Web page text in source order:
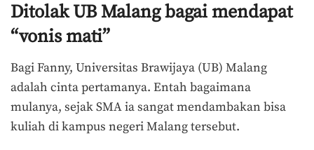
Ditolak UB Malang bagai mendapat
“vonis mati”
Bagi Fanny, Universitas Brawijaya (UB) Malang
adalah cinta pertamanya. Entah bagaimana
mulanya, sejak SMA ia sangat mendambakan bisa
kuliah di kampus negeri Malang tersebut.